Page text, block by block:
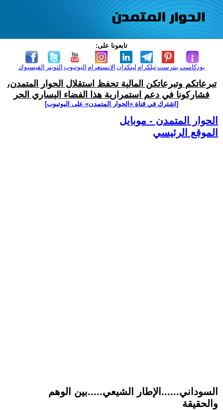
تابعونا على:
الفيسبوك التويتر اليوتيوب الانستغرام لينكدإن تيلكرامبنترست بودكاست
تبرعاتكم وتبرعاتكن المالية تحفظ استقلال الحوار المتمدن،
فشاركونا في دعم استمرارية هذا الفضاء اليساري الحر
[اشترك في قناة ‫«الحوار المتمدن» على اليوتيوب]
الحوار المتمدن - موبايل
الموقع الرئيسي
السوداني......الإطار الشيعي.....بين الوهم
والحقيقة